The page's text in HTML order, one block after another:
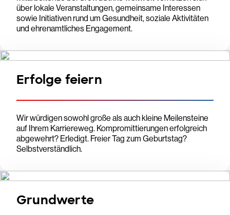
über lokale Veranstaltungen, gemeinsame Interessen
sowie Initiativen rund um Gesundheit, soziale Aktivitäten
und ehrenamtliches Engagement.
Erfolge feiern
Wir würdigen sowohl große als auch kleine Meilensteine
auf Ihrem Karriereweg. Kompromittierungen erfolgreich
abgewehrt? Erledigt. Freier Tag zum Geburtstag?
Selbstverständlich.
Grundwerte